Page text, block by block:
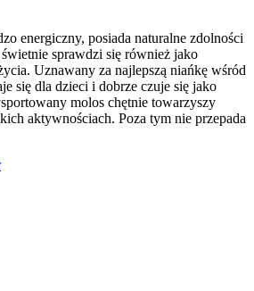
energiczny, posiada naturalne zdolności
świetnie sprawdzi się również jako
Uznawany za najlepszą niańkę wśród
się dla dzieci i dobrze czuje się jako
molos chętnie towarzyszy
aktywnościach. Poza tym nie przepada